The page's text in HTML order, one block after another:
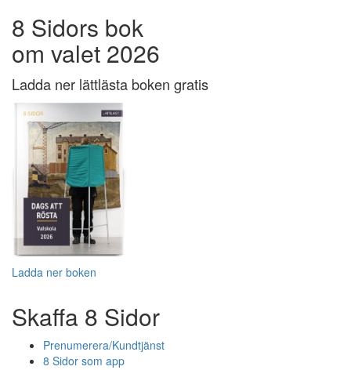
8 Sidors bok
om valet 2026
Ladda ner lättlästa boken gratis
Ladda ner boken
Skaffa 8 Sidor
Prenumerera/Kundtjänst
8 Sidor som app